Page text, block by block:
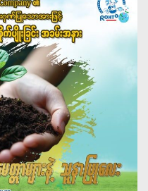
for
Co.,Ltd
Co.,Ltd and Yangon
Gyi) jointly organized the
on June 22nd in
University.